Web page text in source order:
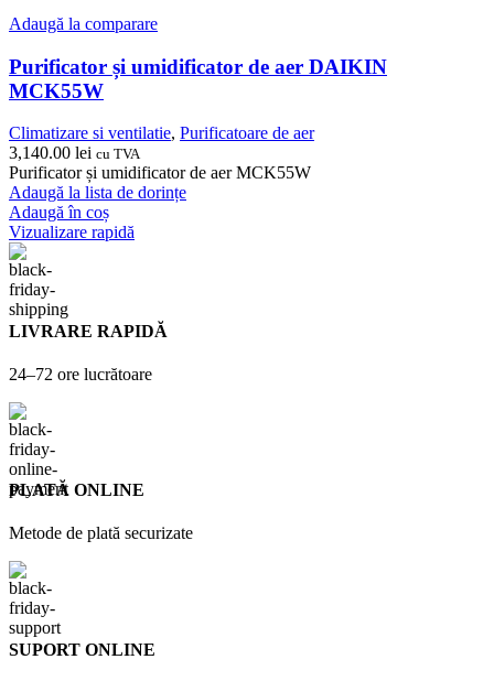
Adaugă la comparare
Purificator și umidificator de aer DAIKIN
MCK55W
Climatizare si ventilatie, Purificatoare de aer
3,140.00 lei cu TVA
Purificator și umidificator de aer MCK55W
Adaugă la lista de dorințe
Adaugă în coș
Vizualizare rapidă
LIVRARE RAPIDĂ
24–72 ore lucrătoare
PLATĂ ONLINE
Metode de plată securizate
SUPORT ONLINE